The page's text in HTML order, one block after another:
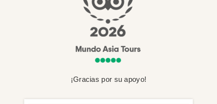
¡Gracias por su apoyo!